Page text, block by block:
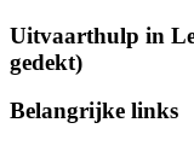
Uitvaarthulp in
gedekt)
Belangrijke links